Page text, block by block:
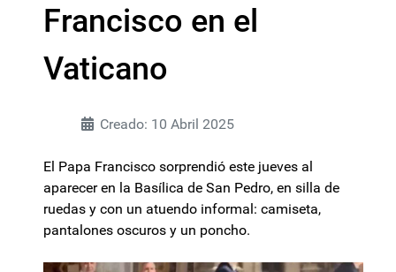
Francisco en el
Vaticano
Creado: 10 Abril 2025
El Papa Francisco sorprendió este jueves al
aparecer en la Basílica de San Pedro, en silla de
ruedas y con un atuendo informal: camiseta,
pantalones oscuros y un poncho.